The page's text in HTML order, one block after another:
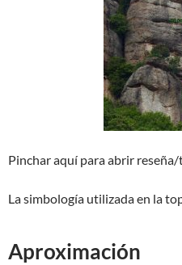
Pinchar aquí para abrir
La simbología utilizada en la
Aproximación